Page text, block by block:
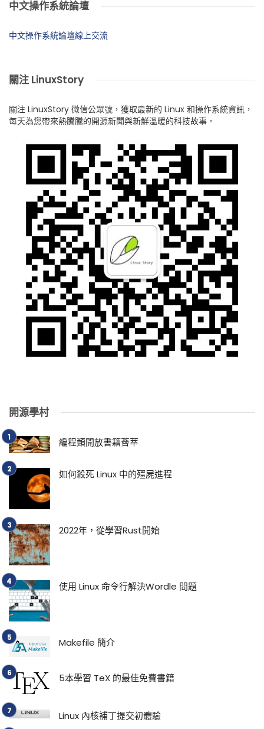
中文操作系統論壇
中文操作系統論壇線上交流
關注 LinuxStory
關注 LinuxStory 微信公眾號，獲取最新的 Linux 和操作系統資訊，
每天為您帶來熱騰騰的開源新聞與新鮮溫暖的科技故事。
開源學村
編程類開放書籍薈萃
如何殺死 Linux 中的殭屍進程
2022年，從學習Rust開始
使用 Linux 命令行解決Wordle 問題
Makefile 簡介
5本學習 TeX 的最佳免費書籍
Linux 內核補丁提交初體驗